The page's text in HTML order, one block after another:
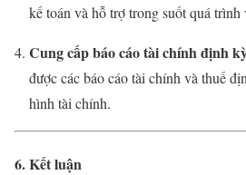
kế toán và hỗ trợ trong suốt quá trình
Cung cấp báo cáo tài chính định
được các báo cáo tài chính và thuế
hình tài chính.
6. Kết luận